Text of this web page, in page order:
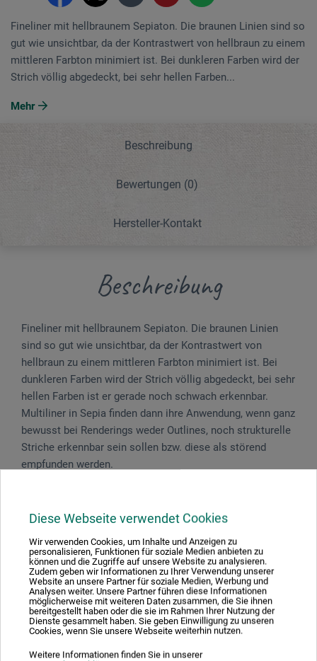
Diese Webseite verwendet Cookies
Wir verwenden Cookies, um Inhalte und Anzeigen zu
personalisieren, Funktionen für soziale Medien anbieten zu
können und die Zugriffe auf unsere Website zu analysieren.
Zudem geben wir Informationen zu Ihrer Verwendung unserer
Website an unsere Partner für soziale Medien, Werbung und
Analysen weiter. Unsere Partner führen diese Informationen
möglicherweise mit weiteren Daten zusammen, die Sie ihnen
bereitgestellt haben oder die sie im Rahmen Ihrer Nutzung der
Dienste gesammelt haben. Sie geben Einwilligung zu unseren
Cookies, wenn Sie unsere Webseite weiterhin nutzen.
Weitere Informationen finden Sie in unserer
Fineliner mit hellbraunem Sepiaton. Die braunen Linien sind so
gut wie unsichtbar, da der Kon­trastwert von hellbraun zu einem
mittleren Farbton minimiert ist. Bei dunkleren Farben wird der
Strich völlig abgedeckt, bei sehr hellen Farben...
Mehr
Beschreibung
Bewertungen (0)
Hersteller-Kontakt
Beschreibung
Fineliner mit hellbraunem Sepiaton. Die braunen Linien
sind so gut wie unsichtbar, da der Kon­trastwert von
hellbraun zu einem mittleren Farbton minimiert ist. Bei
dunkleren Farben wird der Strich völlig abgedeckt, bei sehr
hellen Farben ist er gerade noch schwach erkennbar.
Multiliner in Sepia finden dann ihre Anwendung, wenn ganz
bewusst bei Renderings weder Outlines, noch strukturelle
Striche erkennbar sein sollen bzw. diese als störend
empfunden werden.
Produktbewertungen (0)
Schreiben Sie die erste Bewertung zu diesem Produkt
JETZT PRODUKT BEWERTEN